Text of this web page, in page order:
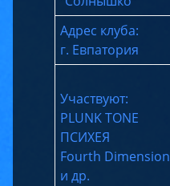
Адрес клуба:
г. Евпатория
Участвуют:
PLUNK TONE
ПСИХЕЯ
Fourth Dimension
и др.